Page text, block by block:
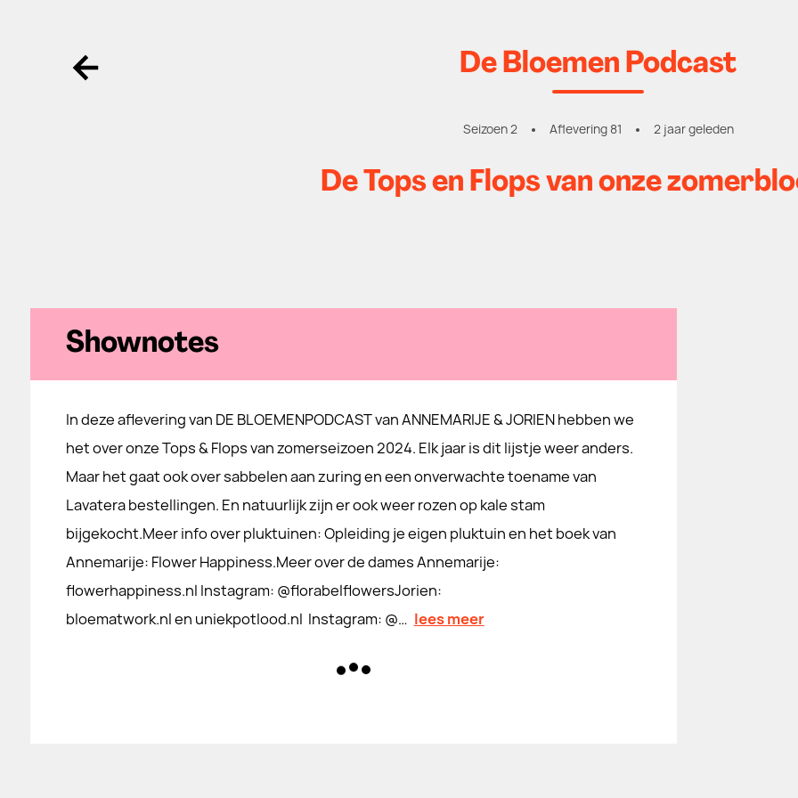
Ga terug
De Bloemen Podcast
Seizoen 2 Aflevering 81 2 jaar geleden
De Tops en Flops van onze
Shownotes
In deze aflevering van DE BLOEMENPODCAST van ANNEMARIJE & JORIEN hebben we
het over onze Tops & Flops van zomerseizoen 2024. Elk jaar is dit lijstje weer anders.
Maar het gaat ook over sabbelen aan zuring en een onverwachte toename van
Lavatera bestellingen. En natuurlijk zijn er ook weer rozen op kale stam
bijgekocht.Meer info over pluktuinen: Opleiding je eigen pluktuin en het boek van
Annemarije: Flower Happiness.Meer over de dames Annemarije:
flowerhappiness.nl Instagram: @florabelflowersJorien:
bloematwork.nl en uniekpotlood.nl Instagram: @… lees meer